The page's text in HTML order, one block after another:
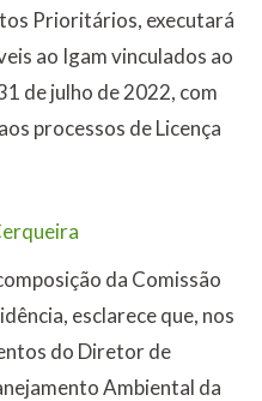
Prioritários, executará
ao Igam vinculados ao
de julho de 2022, com
processos de Licença
da Comissão
esclarece que, nos
do Diretor de
Ambiental da